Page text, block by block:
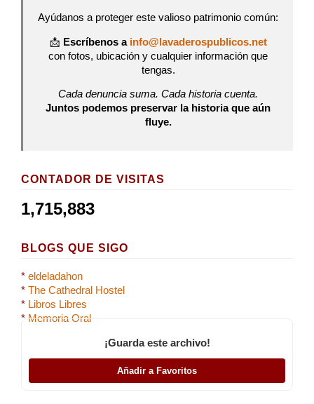
Ayúdanos a proteger este valioso patrimonio común:
📩 Escríbenos a info@lavaderospublicos.net
con fotos, ubicación y cualquier información que
tengas.
Cada denuncia suma. Cada historia cuenta.
Juntos podemos preservar la historia que aún
fluye.
CONTADOR DE VISITAS
1,715,883
BLOGS QUE SIGO
* eldeladahon
* The Cathedral Hostel
* Libros Libres
* Memoria Oral
¡Guarda este archivo!
Añadir a Favoritos